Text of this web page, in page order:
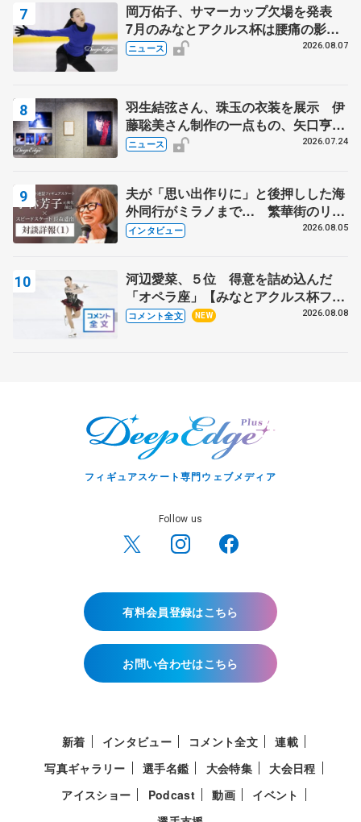
岡万佑子、サマーカップ欠場を発表
7月のみなとアクルス杯は腰痛の影響
で
ニュース 2026.08.07
羽生結弦さん、珠玉の衣装を展示 伊
藤聡美さん制作の一点もの、矢口亨さ
んが撮影
ニュース 2026.07.24
夫が「思い出作りに」と後押しした海
外同行がミラノまで… 繁華街のリン
クでは不良のお兄さんも味方に 小林
インタビュー 2026.08.05
河辺愛菜、５位 得意を詰め込んだ
「オペラ座」【みなとアクルス杯フリ
ー】
コメント全文 NEW 2026.08.08
フィギュアスケート専門ウェブメディア
Follow us
有料会員登録はこちら
お問い合わせはこちら
新着 インタビュー コメント全文
連載
写真ギャラリー
選手名鑑 大会特集
大会日程
アイスショー
Podcast 動画
イベント